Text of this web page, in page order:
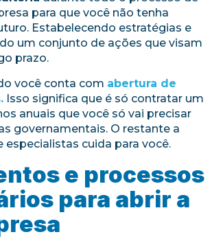
para que você não tenha
Estabelecendo estratégias e
um conjunto de ações que visam
prazo.
você conta com abertura de
Isso significa que é só contratar um
anuais que você só vai precisar
governamentais. O restante a
especialistas cuida para você.
e processos
para abrir a